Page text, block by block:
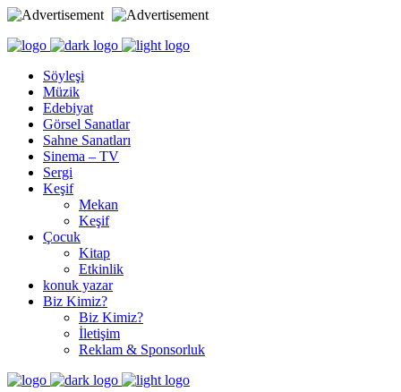
Söyleşi
Müzik
Edebiyat
Görsel Sanatlar
Sahne Sanatları
Sinema – TV
Sergi
Keşif
Mekan
Keşif
Çocuk
Kitap
Etkinlik
konuk yazar
Biz Kimiz?
Biz Kimiz?
İletişim
Reklam & Sponsorluk